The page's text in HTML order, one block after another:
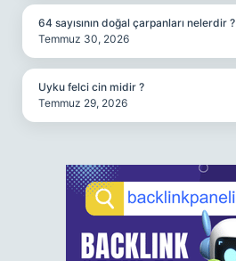
64 sayısının doğal çarpanları nelerdir ?
Temmuz 30, 2026
Uyku felci cin midir ?
Temmuz 29, 2026